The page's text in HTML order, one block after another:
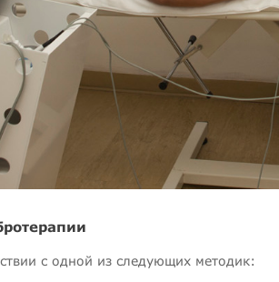
с одной из следующих методик: